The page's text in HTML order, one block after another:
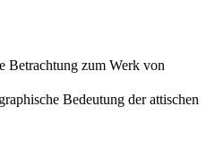
Betrachtung zum Werk von
Bedeutung der attischen